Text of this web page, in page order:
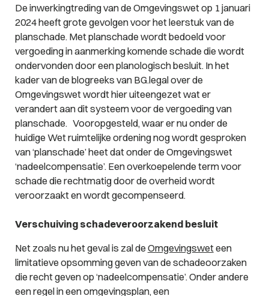
De inwerkingtreding van de Omgevingswet op 1 januari
2024 heeft grote gevolgen voor het leerstuk van de
planschade. Met planschade wordt bedoeld voor
vergoeding in aanmerking komende schade die wordt
ondervonden door een planologisch besluit. In het
kader van de blogreeks van BG.legal over de
Omgevingswet wordt hier uiteengezet wat er
verandert aan dit systeem voor de vergoeding van
planschade. Vooropgesteld, waar er nu onder de
huidige Wet ruimtelijke ordening nog wordt gesproken
van ‘planschade’ heet dat onder de Omgevingswet
‘nadeelcompensatie’. Een overkoepelende term voor
schade die rechtmatig door de overheid wordt
veroorzaakt en wordt gecompenseerd.
Verschuiving schadeveroorzakend besluit
Net zoals nu het geval is zal de Omgevingsweteen
limitatieve opsomming geven van de schadeoorzaken
die recht geven op ‘nadeelcompensatie’. Onder andere
een regel in een omgevingsplan, een